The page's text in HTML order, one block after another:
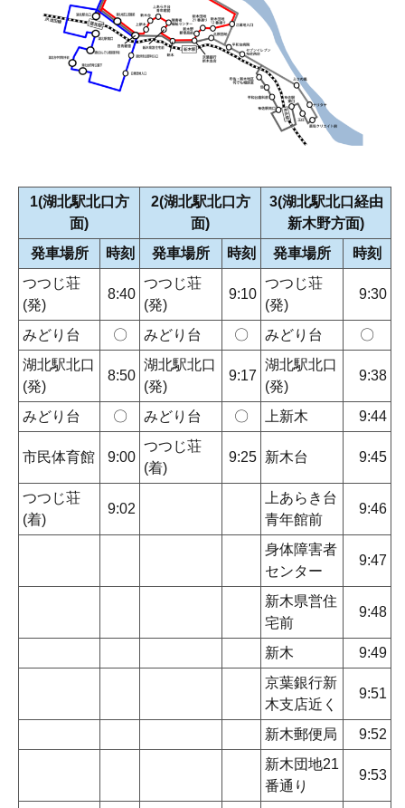
1(湖北駅北口方
面)
2(湖北駅北口方
面)
3(湖北駅北口経由
新木野方面)
発車場所
時刻 発車場所 時刻 発車場所
時刻
つつじ荘
(発)
8:40
つつじ荘
(発)
9:10
つつじ荘
(発)
9:30
みどり台 〇 みどり台 〇 みどり台
〇
湖北駅北口
(発)
8:50
湖北駅北口
(発)
9:17
湖北駅北口
(発)
9:38
みどり台 〇 みどり台 〇 上新木 9:44
市民体育館 9:00
つつじ荘
(着)
9:25 新木台 9:45
つつじ荘
(着)
9:02
上あらき台
青年館前
9:46
身体障害者
センター
9:47
新木県営住
宅前
9:48
新木
9:49
京葉銀行新
木支店近く
9:51
新木郵便局
9:52
新木団地21
番通り
9:53